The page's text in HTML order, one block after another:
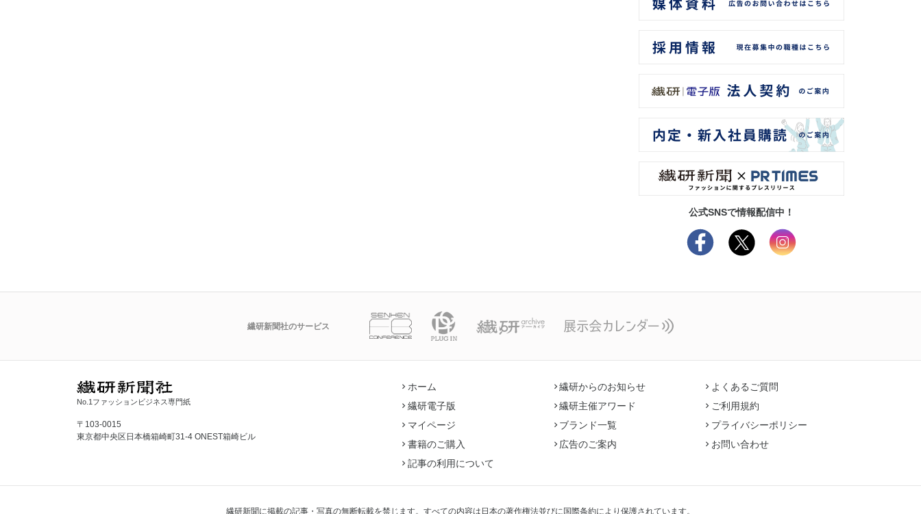
公式SNSで情報配信中！
繊研新聞社のサービス
No.1ファッションビジネス専門紙
〒103-0015
東京都中央区日本橋箱崎町31-4 ONEST箱崎ビル
ホーム
繊研電子版
マイページ
書籍のご購入
記事の利用について
繊研からのお知らせ
繊研主催アワード
ブランド一覧
広告のご案内
よくあるご質問
ご利用規約
プライバシーポリシー
お問い合わせ
繊研新聞に掲載の記事・写真の無断転載を禁じます。すべての内容は日本の著作権法並びに国際条約により保護されています。